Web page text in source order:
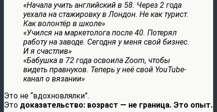
«Начала учить английский в 58. Через 2 года
уехала на стажировку в Лондон. Не как турист.
Как волонтёр в школе»
«Учился на маркетолога после 40. Потерял
работу на заводе. Сегодня у меня свой бизнес.
И я счастлив»
«Бабушка в 72 года освоила Zoom, чтобы
видеть правнуков. Теперь у неё свой YouTube-
канал о вязании»
Это не “вдохновлялки”.
Это доказательство: возраст — не граница. Это опыт.